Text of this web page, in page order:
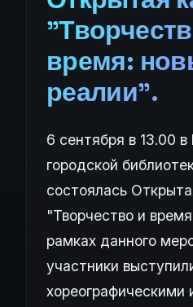
время:
реалии".
6 сентября в 13.00
городской
состоялась
"Творчество и
рамках данного
участники